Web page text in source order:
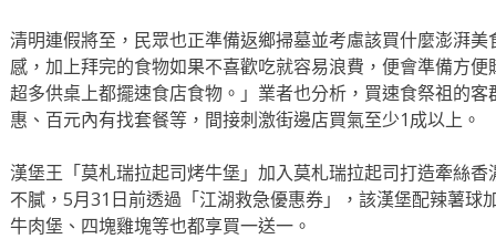
清明連假將至，民眾也正準備返鄉掃墓並考慮該買什麼澎湃
感，加上拜完的食物如果不喜歡吃就容易浪費，便會準備方
超多供桌上都擺速食店食物。」業者也分析，買速食祭祖的
惠、百元內有找套餐等，間接刺激街邊店買氣至少1成以上。
漢堡王「莫札瑞拉起司烤牛堡」加入莫札瑞拉起司打造牽絲
不膩，5月31日前透過「江湖救急優惠券」，該漢堡配辣薯球
牛肉堡、四塊雞塊等也都享買一送一。